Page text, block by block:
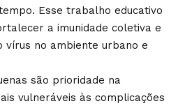
Esse trabalho educativo
a imunidade coletiva e
vírus no ambiente urbano e
são prioridade na
vulneráveis às complicações